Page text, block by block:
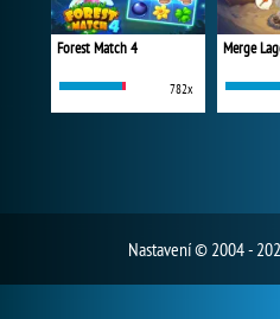
Forest Match 4
782x
Merge
Nastavení© 2004 -